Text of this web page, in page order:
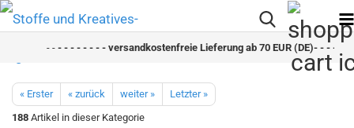
- - - - - - - - versandkostenfreie Lieferung ab 70 EUR (DE)- - - - - -
« Erster « zurück weiter »
Letzter »
188 Artikel in dieser Kategorie